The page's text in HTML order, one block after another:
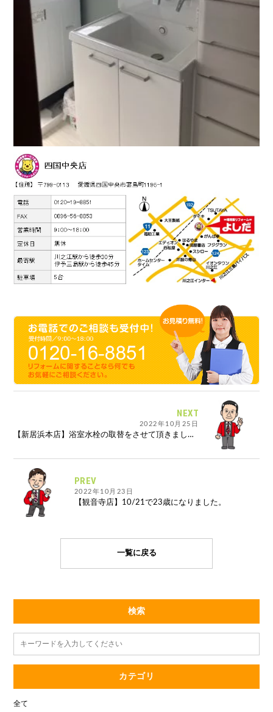
PREV
2022年10月23日
【観音寺店】10/21で23歳になりました。
NEXT
2022年10月25日
【新居浜本店】浴室水栓の取替をさせて頂きました。
一覧に戻る
検索
カテゴリ
全て